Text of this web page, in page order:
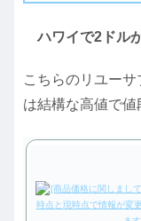
ハワイで2ドル
こちらのリユー
は結構な高値で値